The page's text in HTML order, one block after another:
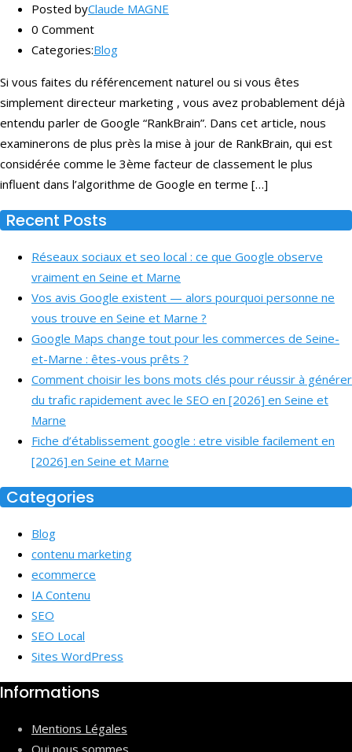
Posted byClaude MAGNE
0 Comment
Categories:Blog
Si vous faites du référencement naturel ou si vous êtes
simplement directeur marketing , vous avez probablement déjà
entendu parler de Google “RankBrain”. Dans cet article, nous
examinerons de plus près la mise à jour de RankBrain, qui est
considérée comme le 3ème facteur de classement le plus
influent dans l’algorithme de Google en terme […]
Recent Posts
Réseaux sociaux et seo local : ce que Google observe
vraiment en Seine et Marne
Vos avis Google existent — alors pourquoi personne ne
vous trouve en Seine et Marne ?
Google Maps change tout pour les commerces de Seine-
et-Marne : êtes-vous prêts ?
Comment choisir les bons mots clés pour réussir à générer
du trafic rapidement avec le SEO en [2026] en Seine et
Marne
Fiche d’établissement google : etre visible facilement en
[2026] en Seine et Marne
Categories
Blog
contenu marketing
ecommerce
IA Contenu
SEO
SEO Local
Sites WordPress
Informations
Mentions Légales